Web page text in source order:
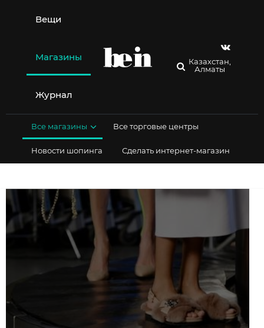
содержимому
Вещи
Магазины
Журнал
Казахстан,
Алматы
Все магазины Все торговые центры
Новости шопинга Сделать интернет-магазин